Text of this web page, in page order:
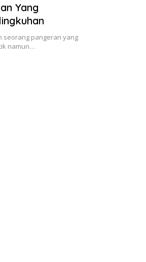
Yang
seorang pangeran yang
namun…